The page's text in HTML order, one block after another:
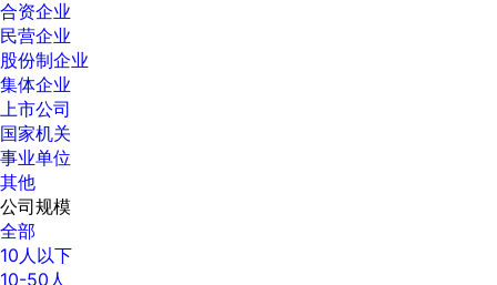
合资企业
民营企业
股份制企业
集体企业
上市公司
国家机关
事业单位
其他
公司规模
全部
10人以下
10-50人